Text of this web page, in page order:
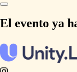
El evento ya